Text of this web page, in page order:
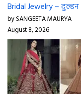
Bridal Jewelry –
by SANGEETA MAURYA
August 8, 2026